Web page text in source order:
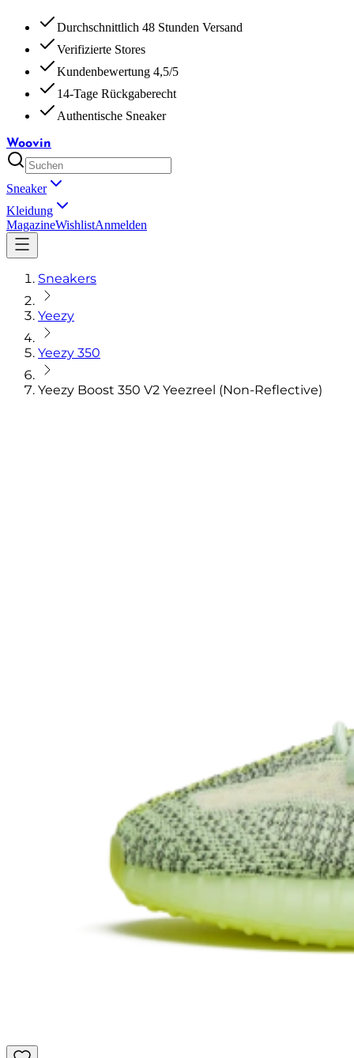
Durchschnittlich 48 Stunden Versand
Verifizierte Stores
Kundenbewertung 4,5/5
14-Tage Rückgaberecht
Authentische Sneaker
Woovin
Sneaker
Kleidung
MagazineWishlistAnmelden
Sneakers
Yeezy
Yeezy 350
Yeezy Boost 350 V2 Yeezreel (Non-Reflective)